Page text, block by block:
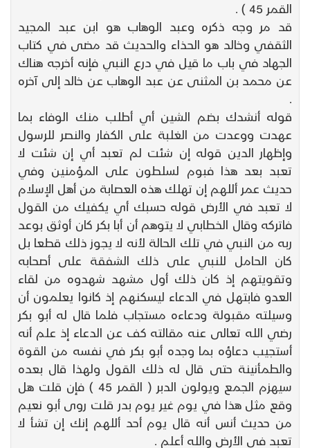
القمر 45 ) .
قد مر وجه ذكره وعبد الوهاب هو ابن عبد المجيد
الثقفي وخالد هو الحذاء والحديث قد مضى في كتاب
الجهاد في باب ما قيل في درع النبي فإنه أخرجه هناك
عن محمد بن المثنى عن عبد الوهاب عن خالد إلى آخره
قوله أنشدك بضم الشين أي أطلب منك الوفاء بما
عهدت ووعدت من الغلبة على الكفار والنصر للرسول
وإظهار الدين قوله إن شئت لم تعبد أي إن شئت لا
تعبد بعد هذا فبوم لسلطون على المؤمنين وفي
حديث عمر أللهم إن تهلك هذه العصابة من أهل الإسلام
لا تعبد في الأرض قوله حسبك أي يكفيك من القول
فاتركه وقال الخطابي لا يتوهم أن أبا بكر كان أوثق بوعد
ربه من النبي في تلك الحالة لأنه لا يجوز ذلك قطعا بل
كان الحامل للنبي على ذلك الشفقة على أصحابه
وتقويتهم إذ كان ذلك أول مشهد شهدوه من لقاء
العدو فابتهل في الدعاء ليسكنهم إذ كانوا يعلمون أن
وسيلته مقبولة ودعاءه مستجاب فلما قال له أبو بكر
رضي الله تعالى عنه مقالته كف عن الدعاء إذ علم أنه
أستجيب دعاؤه بما وجده أبو بكر في نفسه من القوة
والطمأنينة حتى قال له ذلك القول ولهذا قال بعده
سيهزم الجمع ويولون الدبر ( القمر 45 ) فإن قلت هل
وقع مثل هذا في يوم غير يوم بدر قلت روى أبو نعيم
من حديث أنس أنه قال يوم أحد أللهم إنك إن تشأ لا
تعبد في الأرض والله أعلم .